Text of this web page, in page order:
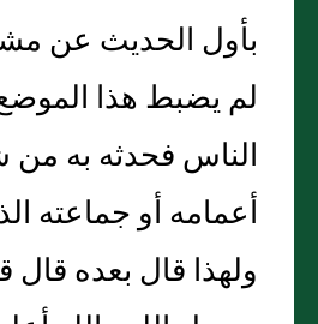
بأول الحديث عن
لم يضبط هذا
الناس فحدثه به
أعمامه أو جماعته
ولهذا قال بعده قال